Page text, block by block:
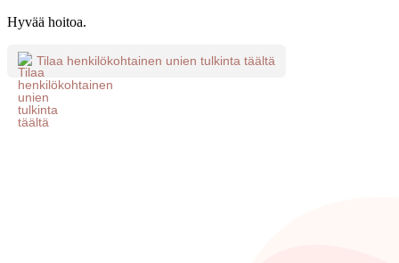
Hyvää hoitoa.
Tilaa henkilökohtainen unien tulkinta täältä